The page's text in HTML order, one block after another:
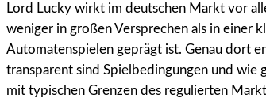
Lord Lucky wirkt im deutschen Markt vor
weniger in großen Versprechen als in einer
Automatenspielen geprägt ist. Genau dort
transparent sind Spielbedingungen und
mit typischen Grenzen des regulierten